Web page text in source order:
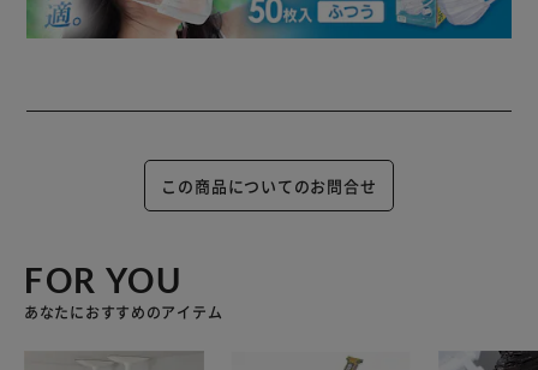
この商品についてのお問合せ
FOR YOU
あなたにおすすめのアイテム